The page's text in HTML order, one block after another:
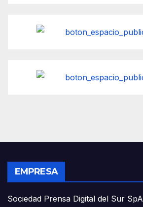
EMPRESA
Sociedad Prensa Digital del Sur SpA